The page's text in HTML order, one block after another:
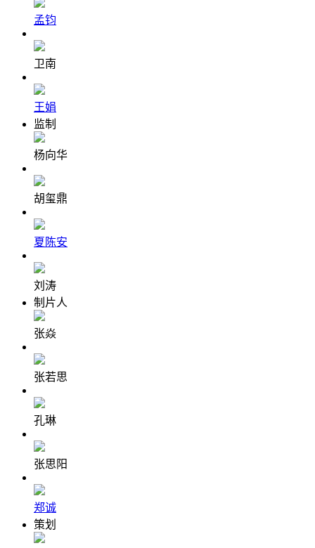
孟钧
卫南
王娟
监制
杨向华
胡玺鼎
夏陈安
刘涛
制片人
张焱
张若思
孔琳
张思阳
郑诚
策划